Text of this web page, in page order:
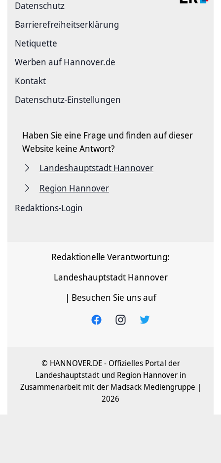
Datenschutz
Barriere­freiheits­erklärung
Netiquette
Werben auf Hannover.de
Kontakt
Datenschutz-Einstellungen
Haben Sie eine Frage und finden auf dieser
Website keine Antwort?
Landeshauptstadt Hannover
Region Hannover
Redaktions-Login
Redaktionelle Verantwortung:
Landeshauptstadt Hannover
| Besuchen Sie uns auf
© HANNOVER.DE - Offizielles Portal der
Landeshauptstadt und Region Hannover in
Zusammenarbeit mit der Madsack Mediengruppe |
2026